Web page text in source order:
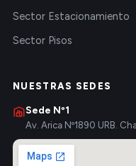
Sector Estacionamiento
Sector Pisos
NUESTRAS SEDES
Sede Nº1
Av. Arica Nº1890 URB.